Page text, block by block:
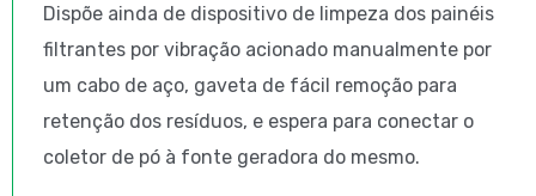
Dispõe ainda de dispositivo de limpeza dos painéis
filtrantes por vibração acionado manualmente por
um cabo de aço, gaveta de fácil remoção para
retenção dos resíduos, e espera para conectar o
coletor de pó à fonte geradora do mesmo.